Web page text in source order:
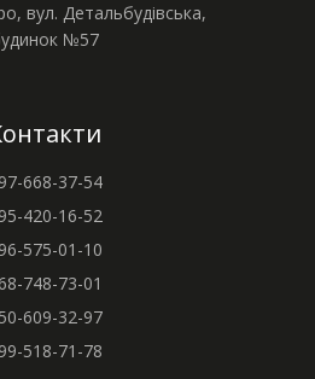
вул. Детальбудівська,
№57
668-37-54
420-16-52
575-01-10
748-73-01
609-32-97
518-71-78